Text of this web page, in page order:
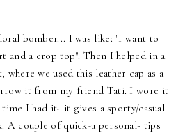
bomber... I was like: "I want to
and a crop top". Then I helped in a
where we used this leather cap as a
it from my friend Tati. I wore it
I had it- it gives a sporty/casual
A couple of quick-a personal- tips